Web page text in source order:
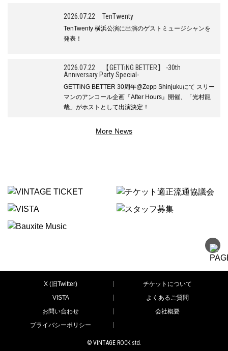
2026.07.22 TenTwenty
TenTwenty 横浜公演に出演のゲストミュージシャンを
発表！
2026.07.22
【GETTiNG BETTER】 -30th
Anniversary Party Special-
GETTiNG BETTER 30周年@Zepp Shinjukuにて スリー
マンのアンコール企画『After Hours』開催、「光村龍
哉」がホストとして出演決定！
More News
X (旧Twitter)
チケットについて
VISTA
よくあるご質問
お問い合わせ
会社概要
プライバシーポリシー
© VINTAGE ROCK std.